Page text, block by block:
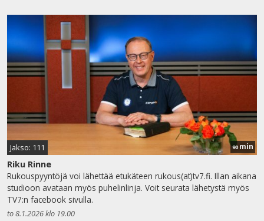
Jakso: 111 90 min
Riku Rinne
Rukouspyyntöjä voi lähettää etukäteen rukous(at)tv7.fi. Illan aikana
studioon avataan myös puhelinlinja. Voit seurata lähetystä myös
TV7:n facebook sivulla.
to 8.1.2026 klo 19.00